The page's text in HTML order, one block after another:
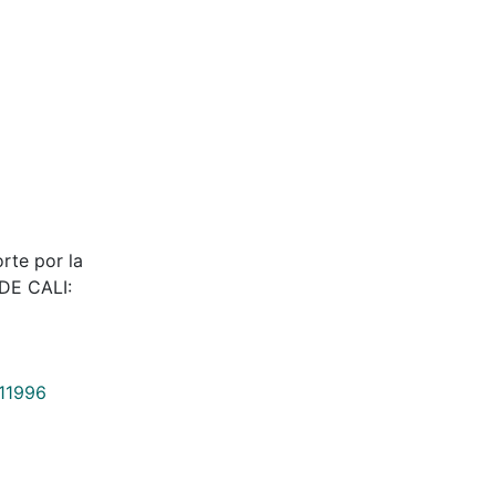
por la
CALI: